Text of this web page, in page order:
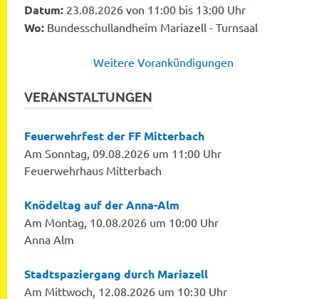
Datum: 23.08.2026 von 11:00 bis 13:00 Uhr
Wo: Bundesschullandheim Mariazell - Turnsaal
Weitere Vorankündigungen
VERANSTALTUNGEN
Feuerwehrfest der FF Mitterbach
Am Sonntag, 09.08.2026 um 11:00 Uhr
Feuerwehrhaus Mitterbach
Knödeltag auf der Anna-Alm
Am Montag, 10.08.2026 um 10:00 Uhr
Anna Alm
Stadtspaziergang durch Mariazell
Am Mittwoch, 12.08.2026 um 10:30 Uhr